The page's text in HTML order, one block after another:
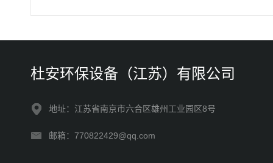
杜安环保设备（江苏）有限公司
地址：江苏省南京市六合区雄州工业园区8号
邮箱：770822429@qq.com